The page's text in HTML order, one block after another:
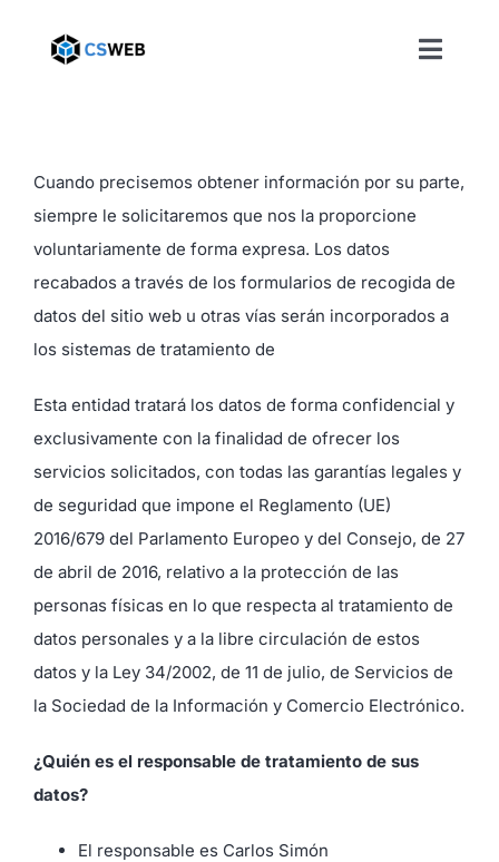
Cuando precisemos obtener información por su parte,
siempre le solicitaremos que nos la proporcione
voluntariamente de forma expresa. Los datos
recabados a través de los formularios de recogida de
datos del sitio web u otras vías serán incorporados a
los sistemas de tratamiento de
Esta entidad tratará los datos de forma confidencial y
exclusivamente con la finalidad de ofrecer los
servicios solicitados, con todas las garantías legales y
de seguridad que impone el Reglamento (UE)
2016/679 del Parlamento Europeo y del Consejo, de 27
de abril de 2016, relativo a la protección de las
personas físicas en lo que respecta al tratamiento de
datos personales y a la libre circulación de estos
datos y la Ley 34/2002, de 11 de julio, de Servicios de
la Sociedad de la Información y Comercio Electrónico.
¿Quién es el responsable de tratamiento de sus
datos?
El responsable es Carlos Simón